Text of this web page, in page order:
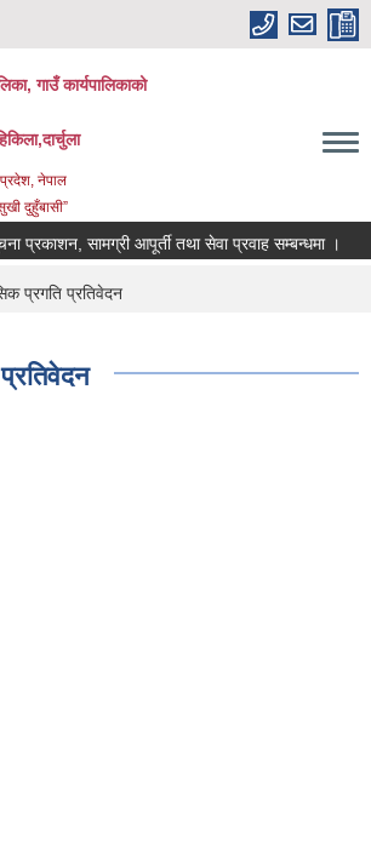
गाउँ कार्यपालिकाको
नेपाल
दुहुँबासी”
सामग्री आपूर्ती तथा सेवा प्रवाह सम्बन्धमा ।
प्रगति प्रतिवेदन